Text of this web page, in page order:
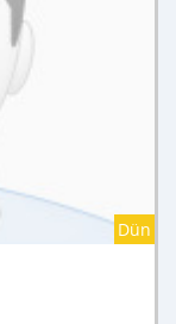
Dün